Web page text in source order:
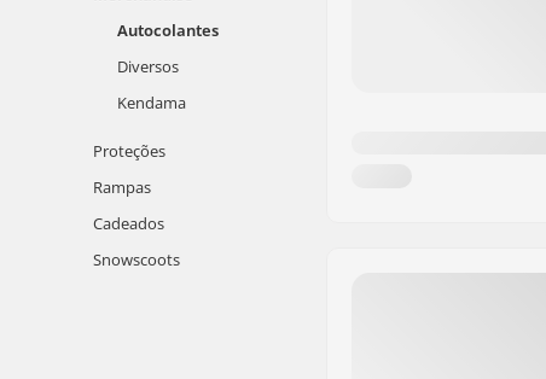
Autocolantes
Diversos
Kendama
Proteções
Rampas
Cadeados
Snowscoots